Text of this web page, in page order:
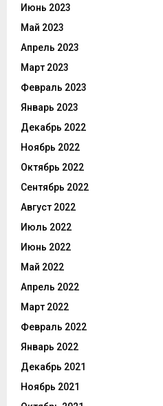
Июнь 2023
Май 2023
Апрель 2023
Март 2023
Февраль 2023
Январь 2023
Декабрь 2022
Ноябрь 2022
Октябрь 2022
Сентябрь 2022
Август 2022
Июль 2022
Июнь 2022
Май 2022
Апрель 2022
Март 2022
Февраль 2022
Январь 2022
Декабрь 2021
Ноябрь 2021